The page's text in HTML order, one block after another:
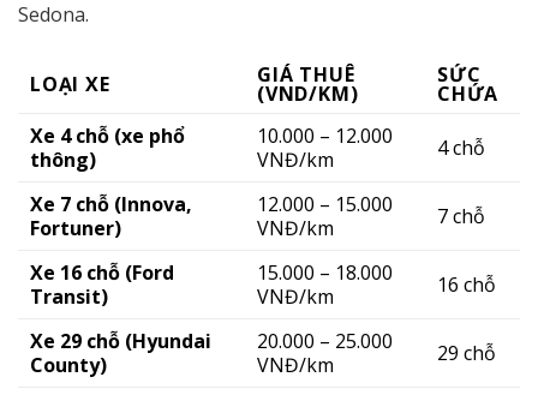
Sedona.
LOẠI XE GIÁ THUÊ
(VND/KM)
SỨC
CHỨA
Xe 4 chỗ (xe phổ
thông)
10.000 – 12.000
VNĐ/km
4 chỗ
Xe 7 chỗ (Innova,
Fortuner)
12.000 – 15.000
VNĐ/km
7 chỗ
Xe 16 chỗ (Ford
Transit)
15.000 – 18.000
VNĐ/km
16 chỗ
Xe 29 chỗ (Hyundai
County)
20.000 – 25.000
VNĐ/km
29 chỗ